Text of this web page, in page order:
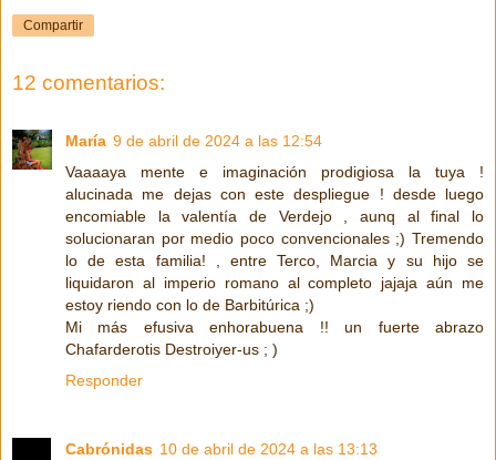
Compartir
12 comentarios:
María 9 de abril de 2024 a las 12:54
Vaaaaya mente e imaginación prodigiosa la tuya !
alucinada me dejas con este despliegue ! desde luego
encomiable la valentía de Verdejo , aunq al final lo
solucionaran por medio poco convencionales ;) Tremendo
lo de esta familia! , entre Terco, Marcia y su hijo se
liquidaron al imperio romano al completo jajaja aún me
estoy riendo con lo de Barbitúrica ;)
Mi más efusiva enhorabuena !! un fuerte abrazo
Chafarderotis Destroiyer-us ; )
Responder
Cabrónidas 10 de abril de 2024 a las 13:13